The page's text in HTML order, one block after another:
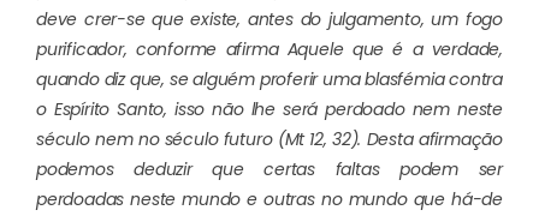
deve crer-se que existe, antes do julgamento, um fogo
purificador, conforme afirma Aquele que é a verdade,
quando diz que, se alguém proferir uma blasfémia contra
o Espírito Santo, isso não lhe será perdoado nem neste
século nem no século futuro (Mt 12, 32). Desta afirmação
podemos deduzir que certas faltas podem ser
perdoadas neste mundo e outras no mundo que há-de